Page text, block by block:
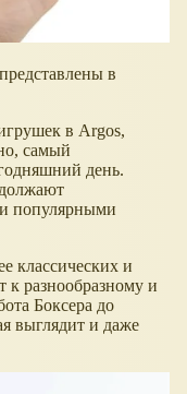
в
в Argos,
самый
день.
популярными
классических и
разнообразному и
Боксера до
выглядит и даже